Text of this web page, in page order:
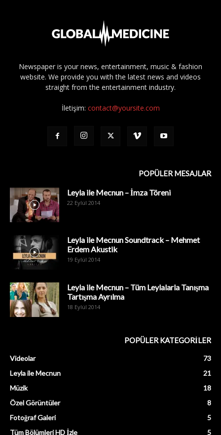
Newspaper is your news, entertainment, music & fashion
website. We provide you with the latest news and videos
straight from the entertainment industry.
İletişim: contact@yoursite.com
POPÜLER MESAJLAR
Leyla ile Mecnun – İmza Töreni
22 Eylül 2014
Leyla ile Mecnun Soundtrack – Mehmet
Erdem Akustik
19 Eylül 2014
Leyla ile Mecnun – Tüm Leylalarla Tanışma
Tartışma Ayrılma
18 Eylül 2014
POPÜLER KATEGORİLER
Videolar
73
Leyla ile Mecnun
21
Müzik
18
Özel Görüntüler
8
Fotoğraf Galeri
5
Tüm Bölümleri HD İzle
5